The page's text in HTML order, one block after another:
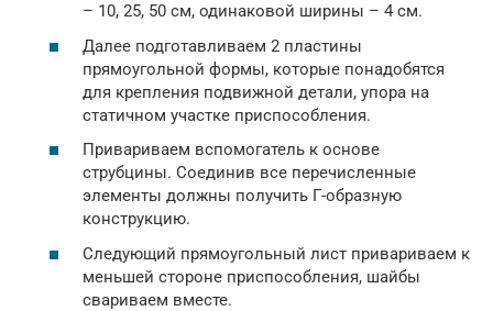
– 10, 25, 50 см, одинаковой ширины – 4 см.
Далее подготавливаем 2 пластины
прямоугольной формы, которые понадобятся
для крепления подвижной детали, упора на
статичном участке приспособления.
Привариваем вспомогатель к основе
струбцины. Соединив все перечисленные
элементы должны получить Г-образную
конструкцию.
Следующий прямоугольный лист привариваем к
меньшей стороне приспособления, шайбы
свариваем вместе.